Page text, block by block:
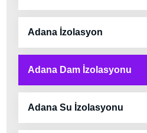
Adana İzolasyon
Adana Dam İzolasyonu
Adana Su İzolasyonu